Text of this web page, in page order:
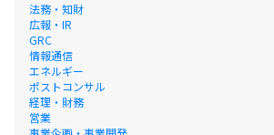
法務・知財
広報・IR
GRC
情報通信
エネルギー
ポストコンサル
経理・財務
営業